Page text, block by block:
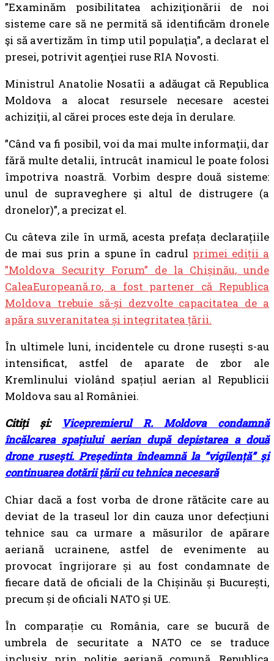
”Examinăm posibilitatea achiziţionării de noi
sisteme care să ne permită să identificăm dronele
şi să avertizăm în timp util populaţia”, a declarat el
presei, potrivit agenţiei ruse RIA Novosti.
Ministrul Anatolie Nosatîi a adăugat că Republica
Moldova a alocat resursele necesare acestei
achiziţii, al cărei proces este deja în derulare.
”Când va fi posibil, voi da mai multe informaţii, dar
fără multe detalii, întrucât inamicul le poate folosi
împotriva noastră. Vorbim despre două sisteme:
unul de supraveghere şi altul de distrugere (a
dronelor)”, a precizat el.
Cu câteva zile în urmă, acesta prefața declarațiile
de mai sus prin a spune în cadrul primei ediții a
”Moldova Security Forum” de la Chișinău, unde
CaleaEuropeană.ro, a fost partener că Republica
Moldova trebuie să-și dezvolte capacitatea de a
apăra suveranitatea și integritatea țării.
În ultimele luni, incidentele cu drone rusești s-au
intensificat, astfel de aparate de zbor ale
Kremlinului violând spațiul aerian al Republicii
Moldova sau al României.
Citiți și:
Vicepremierul R. Moldova condamnă
încălcarea spațiului aerian după depistarea a două
drone rusești. Președinta îndeamnă la ”vigilență” și
continuarea dotării țării cu tehnica necesară
Chiar dacă a fost vorba de drone rătăcite care au
deviat de la traseul lor din cauza unor defecțiuni
tehnice sau ca urmare a măsurilor de apărare
aeriană ucrainene, astfel de evenimente au
provocat îngrijorare și au fost condamnate de
fiecare dată de oficiali de la Chișinău și București,
precum și de oficiali NATO și UE.
În comparație cu România, care se bucură de
umbrela de securitate a NATO ce se traduce